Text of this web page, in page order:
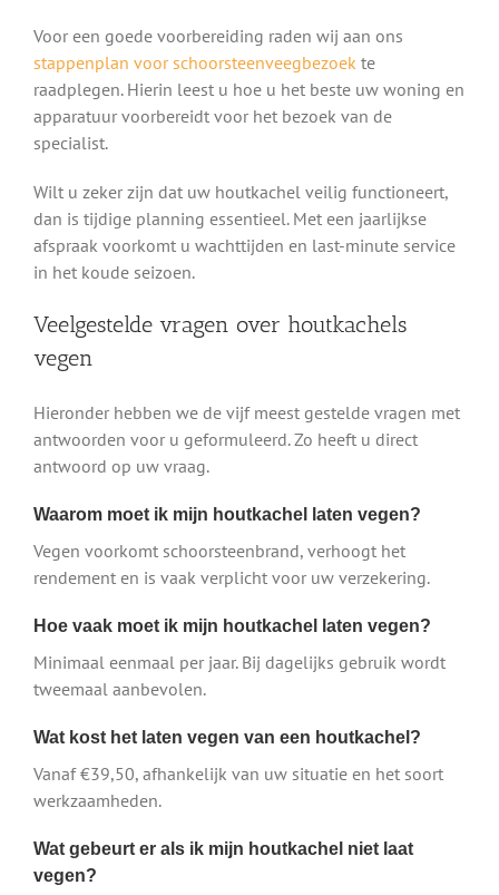
Voor een goede voorbereiding raden wij aan ons
stappenplan voor schoorsteenveegbezoekte
raadplegen. Hierin leest u hoe u het beste uw woning en
apparatuur voorbereidt voor het bezoek van de
specialist.
Wilt u zeker zijn dat uw houtkachel veilig functioneert,
dan is tijdige planning essentieel. Met een jaarlijkse
afspraak voorkomt u wachttijden en last-minute service
in het koude seizoen.
Veelgestelde vragen over houtkachels
vegen
Hieronder hebben we de vijf meest gestelde vragen met
antwoorden voor u geformuleerd. Zo heeft u direct
antwoord op uw vraag.
Waarom moet ik mijn houtkachel laten vegen?
Vegen voorkomt schoorsteenbrand, verhoogt het
rendement en is vaak verplicht voor uw verzekering.
Hoe vaak moet ik mijn houtkachel laten vegen?
Minimaal eenmaal per jaar. Bij dagelijks gebruik wordt
tweemaal aanbevolen.
Wat kost het laten vegen van een houtkachel?
Vanaf €39,50, afhankelijk van uw situatie en het soort
werkzaamheden.
Wat gebeurt er als ik mijn houtkachel niet laat
vegen?